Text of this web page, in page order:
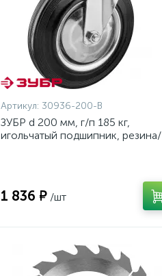
Артикул: 30936-200-B
ЗУБР d 200 мм, г/п 185 кг,
игольчатый подшипник, резина/
1 836 ₽ /шт